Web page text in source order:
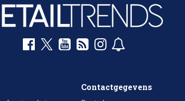
Contactgegevens